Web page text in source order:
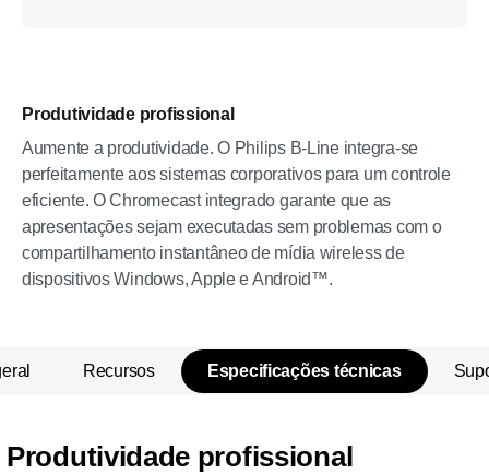
Produtividade profissional
Aumente a produtividade. O Philips B-Line integra-se
perfeitamente aos sistemas corporativos para um controle
eficiente. O Chromecast integrado garante que as
apresentações sejam executadas sem problemas com o
compartilhamento instantâneo de mídia wireless de
dispositivos Windows, Apple e Android™.
Recursos Especificações técnicas
Produtividade profissional